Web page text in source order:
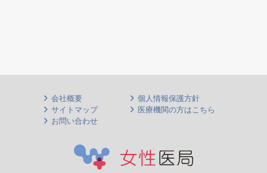
会社概要
個人情報保護方針
サイトマップ
医療機関の方はこちら
お問い合わせ